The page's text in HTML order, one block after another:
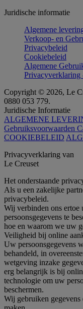
Juridische informatie
Algemene
Verkoop- en
Privacybeleid
Cookiebeleid
Algemene
Copyright © 2026, Le
0880 053 779.
Juridische Informatie
ALGEMENE
Gebruiksvoorwaarden
COOKIEBELEID
Privacyverklaring van
Le Creuset
Het onderstaande
Als u een zakelijke
privacybeleid.
Wij verbinden ons
persoonsgegevens te
hoe en waarom we uw
Veiligheid bij online
Uw persoonsgegevens
behandeld, in
wetgeving inzake
erg belangrijk is bij
technologie om uw
beschermen.
Wij gebruiken